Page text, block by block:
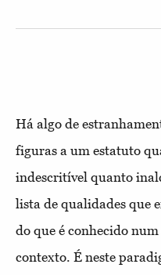
Há algo de
figuras a um estatuto
indescritível quanto
lista de qualidades que
do que é conhecido
contexto. É neste